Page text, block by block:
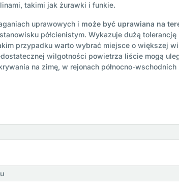
takimi jak żurawki i funkie.
uprawowych i może być uprawiana na
półcienistym. Wykazuje dużą
przypadku warto wybrać miejsce o większej
wilgotności powietrza liście mogą
na zimę, w rejonach północno-